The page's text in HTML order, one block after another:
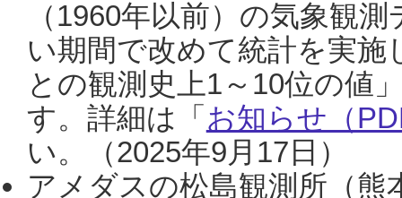
（1960年以前）の気象観
い期間で改めて統計を実
との観測史上1～10位の値
す。詳細は「 お知らせ（
い。（2025年9月17日）
アメダスの松島観測所（熊